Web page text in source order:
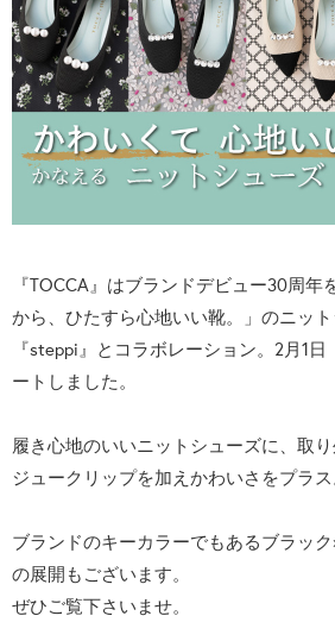
『TOCCA』はブランドデビュー30周
から、ひたすら心地いい靴。」のニッ
『steppi』とコラボレーション。2月1
ートしました。
履き心地のいいニットシューズに、取
ジュークリップを加えかわいさをプラス
ブランドのキーカラーでもあるブラッ
の展開もございます。
ぜひご覧下さいませ。